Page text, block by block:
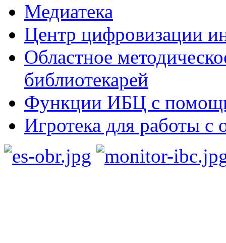
Медиатека
Центр цифровизации
Областное
библиотекарей
Функции ИБЦ с
Игротека для работы